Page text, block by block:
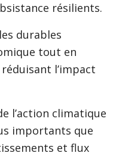
résilients.
durables
tout en
l’impact
l’action climatique
importants que
et flux